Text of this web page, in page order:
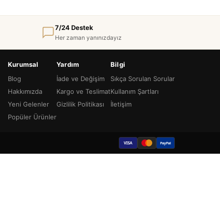
7/24 Destek
Her zaman yanınızdayız
Kurumsal
Blog
Hakkımızda
Yeni Gelenler
Popüler Ürünler
Yardım
İade ve Değişim
Kargo ve Teslimat
Gizlilik Politikası
Bilgi
Sıkça Sorulan Sorular
Kullanım Şartları
İletişim
VISA PayPal